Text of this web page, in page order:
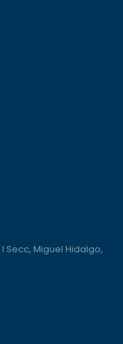
Secc, Miguel Hidalgo,